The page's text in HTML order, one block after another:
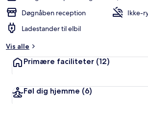
Døgnåben reception
Ikke-
Ladestander til elbil
Vis alle
Primære faciliteter (12)
Føl dig hjemme (6)